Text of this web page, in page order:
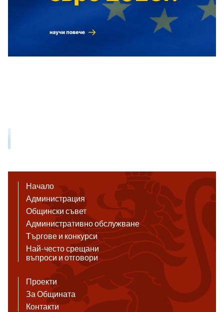
Начало
Администрация
Общински съвет
Административно обслужване
Търгове и конкурси
Най-често срещани
въпроси и отговори
Проекти
За Общината
Контакти